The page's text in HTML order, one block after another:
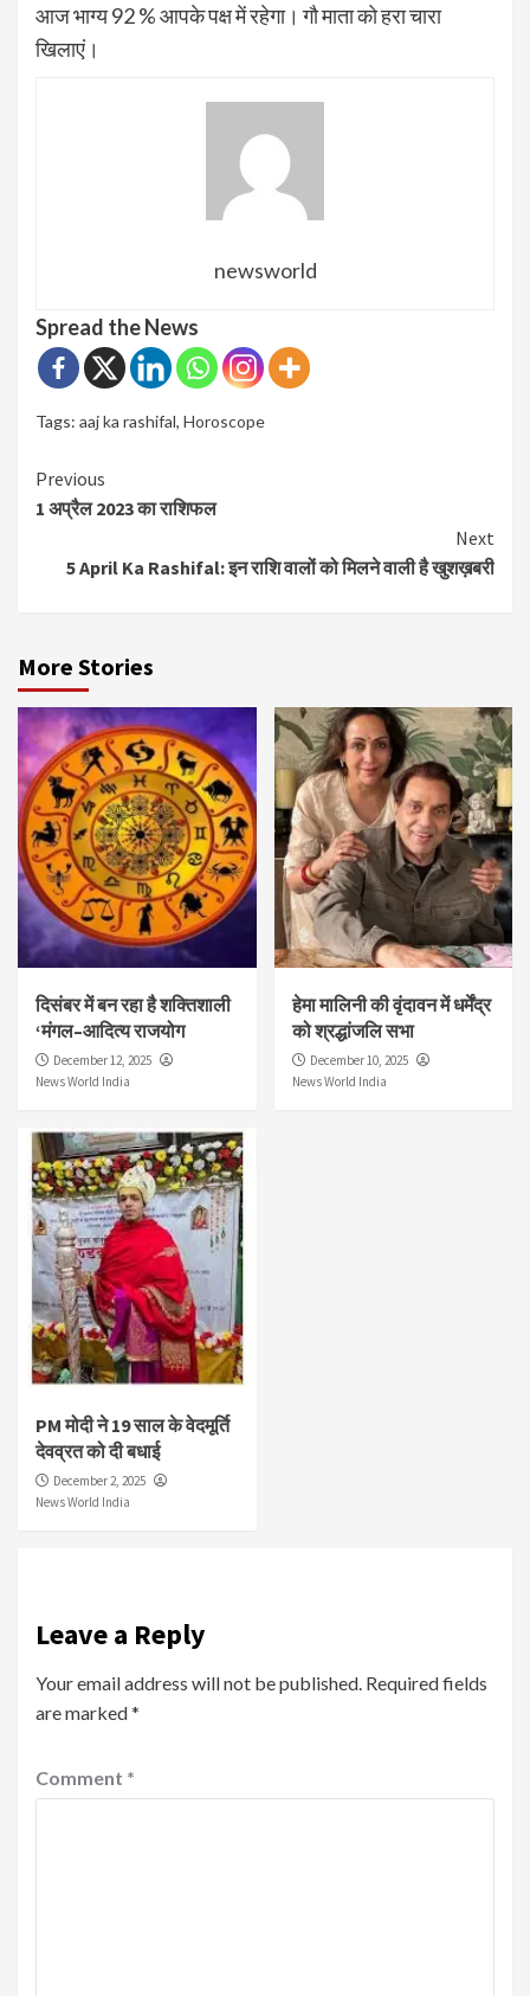
आज भाग्य 92 % आपके पक्ष में रहेगा। गौ माता को हरा चारा
खिलाएं।
newsworld
Spread the News
Tags: aaj ka rashifal, Horoscope
Continue
Reading
Previous
1 अप्रैल 2023 का राशिफल
Next
5 April Ka Rashifal: इन राशि वालों को मिलने वाली है खुशख़बरी
More Stories
दिसंबर में बन रहा है शक्तिशाली
‘मंगल–आदित्य राजयोग
December 12, 2025
News World India
हेमा मालिनी की वृंदावन में धर्मेंद्र
को श्रद्धांजलि सभा
December 10, 2025
News World India
PM मोदी ने 19 साल के वेदमूर्ति
देवव्रत को दी बधाई
December 2, 2025
News World India
Leave a Reply
Your email address will not be published. Required fields
are marked*
Comment *